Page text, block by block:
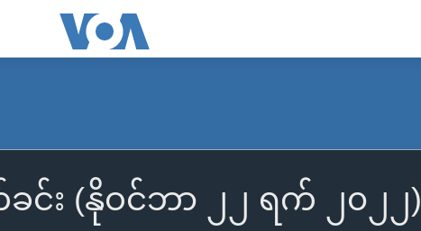
င်း (နိုဝင်ဘာ ၂၂ ရက် ၂၀၂၂)